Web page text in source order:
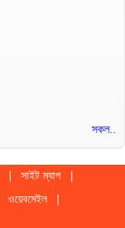
সকল..
সাইট ম্যাপ
ওয়েবমেইল